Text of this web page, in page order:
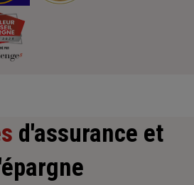
d'assurance et